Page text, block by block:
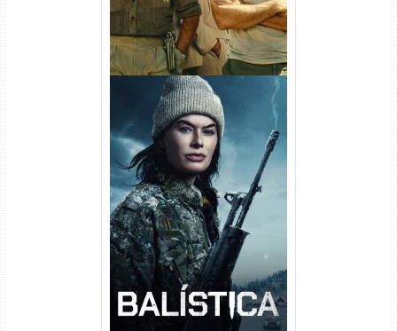
Balística Torrent (2025) WEB-
DL 1080p Dual Áudio